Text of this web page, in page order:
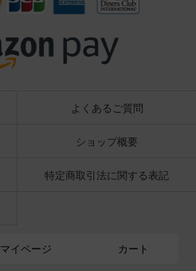
よくあるご質問
ショップ概要
特定商取引法に関する表記
マイページ カート